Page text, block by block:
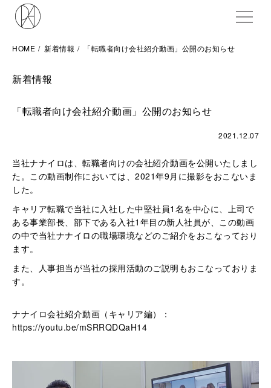
HOME 新着情報 「転職者向け会社紹介動画」公開のお知らせ
新着情報
「転職者向け会社紹介動画」公開のお知らせ
2021.12.07
当社ナナイロは、転職者向けの会社紹介動画を公開いたしまし
た。この動画制作においては、2021年9月に撮影をおこないま
した。
キャリア転職で当社に入社した中堅社員1名を中心に、上司で
ある事業部長、部下である入社1年目の新人社員が、この動画
の中で当社ナナイロの職場環境などのご紹介をおこなっており
ます。
また、人事担当が当社の採用活動のご説明もおこなっておりま
す。
ナナイロ会社紹介動画（キャリア編）：
https://youtu.be/mSRRQDQaH14